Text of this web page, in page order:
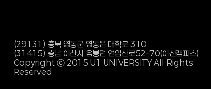
(29131) 충북 영동군 영동읍 대학로 310
(31415) 충남 아산시 음봉면 연암산로52-70(아산캠퍼스)
Copyright ⓒ 2015 U1 UNIVERSITY All Rights
Reserved.